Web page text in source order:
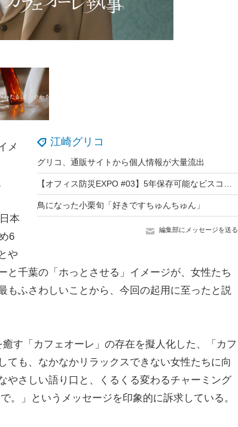
江崎グリコ
グリコ、通販サイトから個人情報が大量流出
鳥になった小栗旬「好きですちゅんちゅん」
編集部にメッセージを送る
メ
本
6
や
と千葉の「ホっとさせる」イメージが、女性たち
もふさわしいことから、今回の起用に至ったと説
す「カフェオーレ」の存在を擬人化した、「カフ
ても、なかなかリラックスできない女性たちに向
やさしい語り口と、くるくる変わるチャーミング
。」というメッセージを印象的に訴求している。